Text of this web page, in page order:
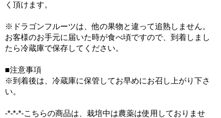
く頂けます。
※ドラゴンフルーツは、他の果物と違って追熟しません。
お客様のお手元に届いた時が食べ頃ですので、到着しまし
たら冷蔵庫で保存してください。
■注意事項
※到着後は、冷蔵庫に保管してお早めにお召し上がり下さ
い。
-*-*-*-こちらの商品は、栽培中は農薬は使用しておりませ